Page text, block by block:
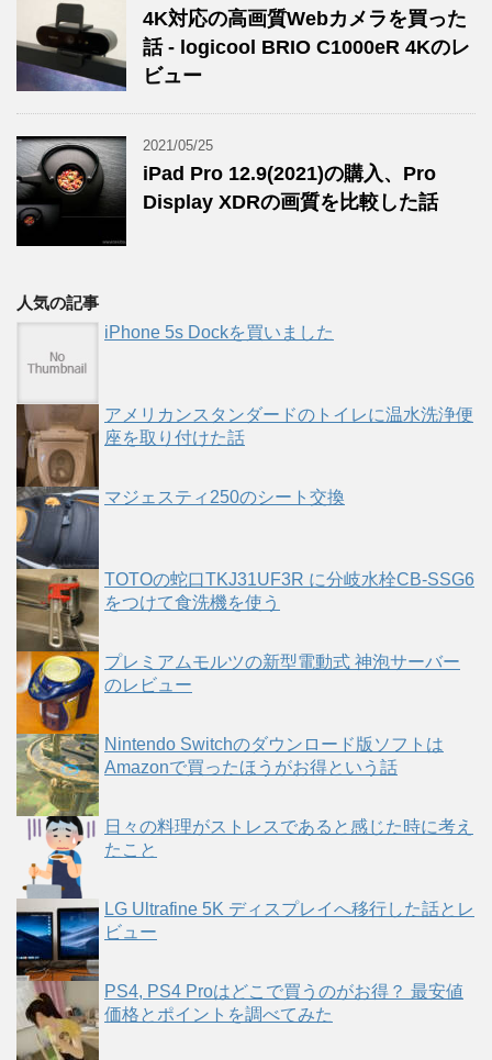
4K対応の高画質Webカメラを買った
話 - logicool BRIO C1000eR 4Kのレ
ビュー
2021/05/25
iPad Pro 12.9(2021)の購入、Pro
Display XDRの画質を比較した話
人気の記事
iPhone 5s Dockを買いました
アメリカンスタンダードのトイレに温水洗浄便
座を取り付けた話
マジェスティ250のシート交換
TOTOの蛇口TKJ31UF3R に分岐水栓CB-SSG6
をつけて食洗機を使う
プレミアムモルツの新型電動式 神泡サーバー
のレビュー
Nintendo Switchのダウンロード版ソフトは
Amazonで買ったほうがお得という話
日々の料理がストレスであると感じた時に考え
たこと
LG Ultrafine 5K ディスプレイへ移行した話とレ
ビュー
PS4, PS4 Proはどこで買うのがお得？ 最安値
価格とポイントを調べてみた